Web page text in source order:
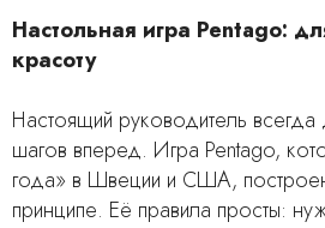
Настольная игра Pentago:
красоту
Настоящий руководитель
шагов вперед. Игра Pentago,
года» в Швеции и США,
принципе. Её правила просты: